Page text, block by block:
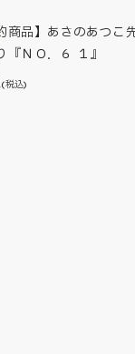
商品】あさのあつこ
『ＮＯ．６ １』
(税込)